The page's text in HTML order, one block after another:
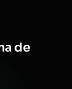
de